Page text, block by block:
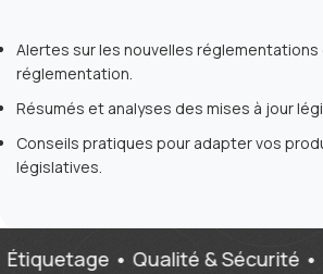
Alertes sur les nouvelles
réglementation.
Résumés et analyses des mises à jour
Conseils pratiques pour adapter vos
législatives.
• Qualité & Sécurité •